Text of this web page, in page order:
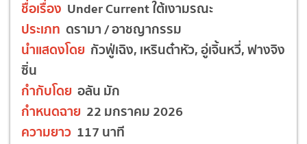
ชื่อเรื่อง Under Current ใต้เงามรณะ
ประเภท ดรามา / อาชญากรรม
นำแสดงโดย กัวฟู่เฉิง, เหรินต๋าหัว, อู่เจิ้นหวี่, ฟางจิง
ซิ่น
กำกับโดย อลัน มัก
กำหนดฉาย 22 มกราคม 2026
ความยาว 117 นาที